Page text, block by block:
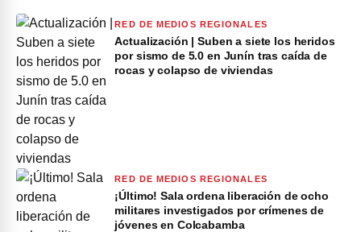
RED DE MEDIOS REGIONALES
Actualización | Suben a siete los heridos
por sismo de 5.0 en Junín tras caída de
rocas y colapso de viviendas
RED DE MEDIOS REGIONALES
¡Último! Sala ordena liberación de ocho
militares investigados por crímenes de
jóvenes en Colcabamba